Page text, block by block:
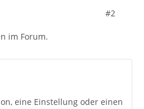
#2
im Forum.
eine Einstellung oder einen